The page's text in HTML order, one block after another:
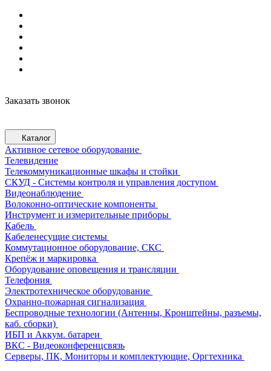
Заказать звонок
Каталог
Активное сетевое оборудование
Телевидение
Телекоммуникационные шкафы и стойки
СКУД - Системы контроля и управления доступом
Видеонаблюдение
Волоконно-оптические компоненты
Инструмент и измерительные приборы
Кабель
Кабеленесущие системы
Коммутационное оборудование, СКС
Крепёж и маркировка
Оборудование оповещения и трансляции
Телефония
Электротехническое оборудование
Охранно-пожарная сигнализация
Беспроводные технологии (Антенны, Кронштейны, разъемы,
каб. сборки)
ИБП и Аккум. батареи
ВКС - Видеоконференцсвязь
Серверы, ПК, Мониторы и комплектующие, Оргтехника